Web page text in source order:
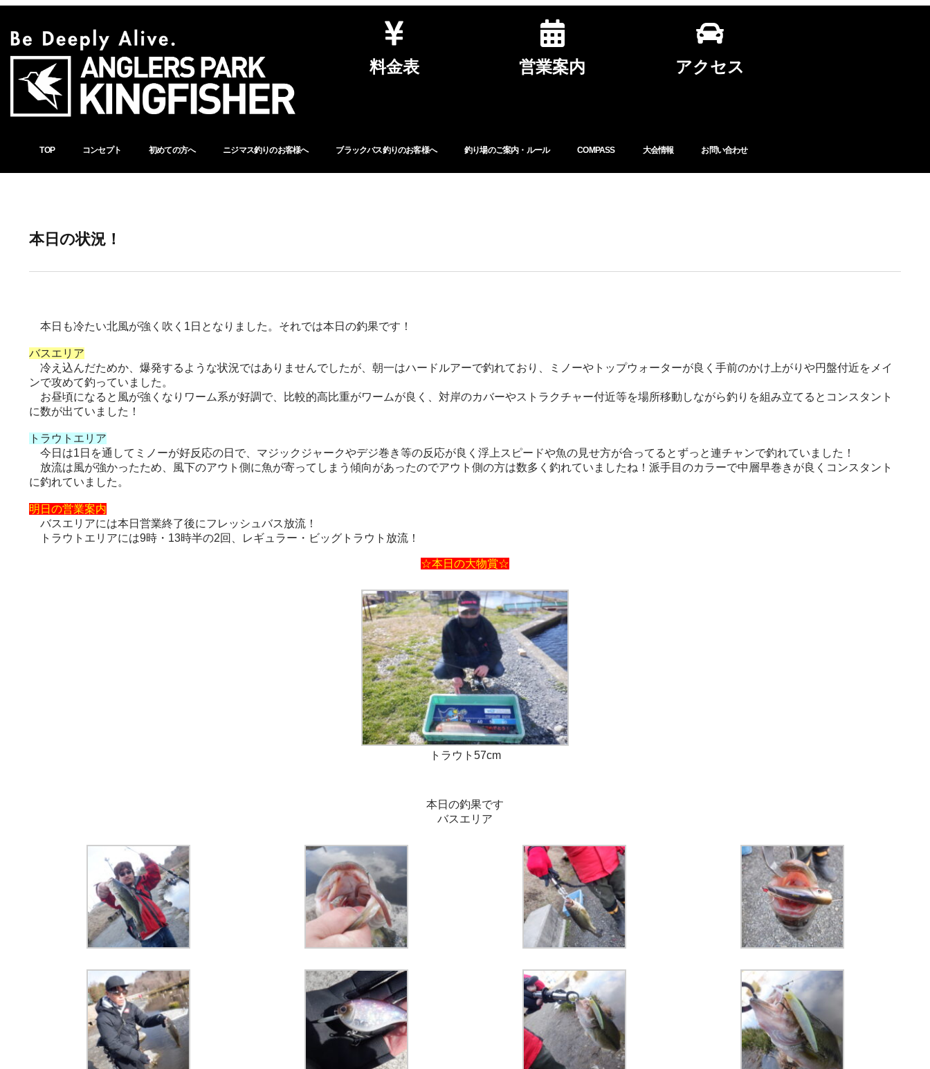
料金表 営業案内 アクセス
TOP コンセプト 初めての方へ ニジマス釣りのお客様へ ブラックバス釣りのお客様へ 釣り場のご案内・ルール COMPASS 大会情報 お問い合わせ
本日の状況！
本日も冷たい北風が強く吹く1日となりました。それでは本日の釣果です！
バスエリア
冷え込んだためか、爆発するような状況ではありませんでしたが、朝一はハードルアーで釣れており、ミノーやトップウォーターが良く手前のかけ上がりや円盤付近をメイ
ンで攻めて釣っていました。
お昼頃になると風が強くなりワーム系が好調で、比較的高比重がワームが良く、対岸のカバーやストラクチャー付近等を場所移動しながら釣りを組み立てるとコンスタント
に数が出ていました！
トラウトエリア
今日は1日を通してミノーが好反応の日で、マジックジャークやデジ巻き等の反応が良く浮上スピードや魚の見せ方が合ってるとずっと連チャンで釣れていました！
放流は風が強かったため、風下のアウト側に魚が寄ってしまう傾向があったのでアウト側の方は数多く釣れていましたね！派手目のカラーで中層早巻きが良くコンスタント
に釣れていました。
明日の営業案内
バスエリアには本日営業終了後にフレッシュバス放流！
トラウトエリアには9時・13時半の2回、レギュラー・ビッグトラウト放流！
☆本日の大物賞☆
トラウト57cm
本日の釣果です
バスエリア